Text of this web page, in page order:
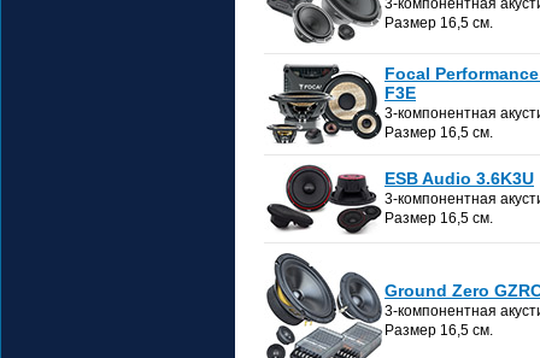
3-компонентная
Размер 16,5 см.
Focal
F3E
3-компонентная
Размер 16,5 см.
ESB Audio 3.6K3U
3-компонентная
Размер 16,5 см.
Ground Zero
3-компонентная
Размер 16,5 см.